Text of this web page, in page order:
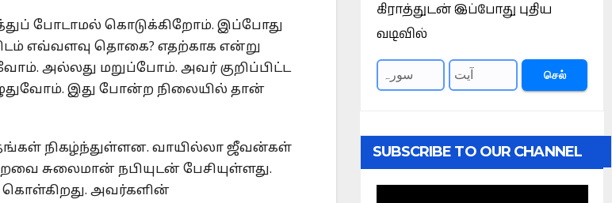
போடாமல் கொடுக்கிறோம். இப்போது
எவ்வளவு தொகை? எதற்காக என்று
அல்லது மறுப்போம். அவர் குறிப்பிட்ட
இது போன்ற நிலையில் தான்
நிகழ்ந்துள்ளன. வாயில்லா ஜீவன்கள்
சுலைமான் நபியுடன் பேசியுள்ளது.
கொள்கிறது. அவர்களின்
கிராத்துடன் இப்போது புதிய
வடிவில்
செல்
SUBSCRIBE TO OUR CHANNEL